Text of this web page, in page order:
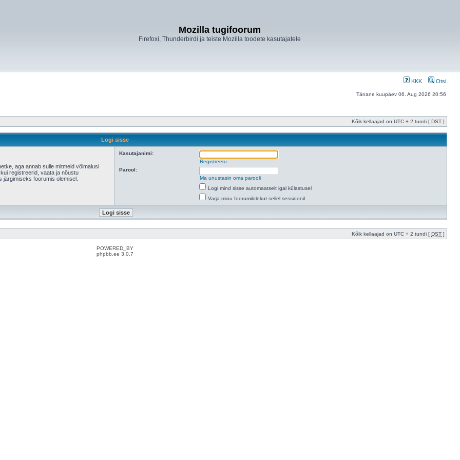
Mozilla tugifoorum
Firefoxi, Thunderbirdi ja teiste Mozilla toodete kasutajatele
KKK Otsi
Tänane kuupäev 06. Aug 2026 20:56
Kõik kellaajad on UTC + 2 tundi [ DST ]
Logi sisse
aga annab sulle mitmeid võimalusi
registreerid, vaata ja nõustu
järgimiseks foorumis olemisel.
Kasutajanimi:
Registreeru
Parool:
Ma unustasin oma parooli
Logi mind sisse automaatselt igal külastusel
Varja minu foorumilolekut sellel sessioonil
Kõik kellaajad on UTC + 2 tundi [ DST ]
POWERED_BY
phpbb.ee 3.0.7